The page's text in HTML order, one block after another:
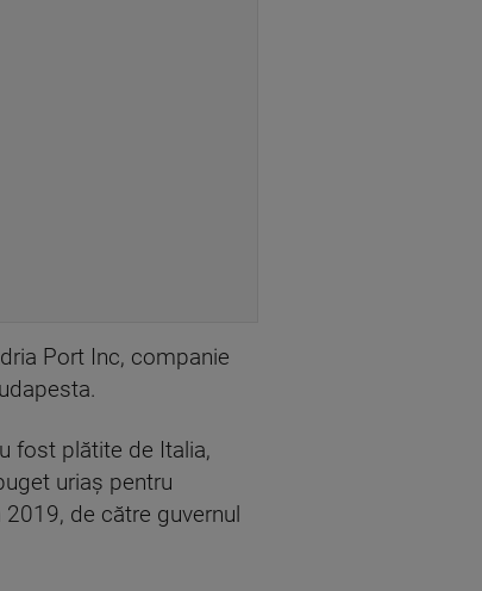
Port Inc, companie
fost plătite de Italia,
uriaș pentru
de către guvernul